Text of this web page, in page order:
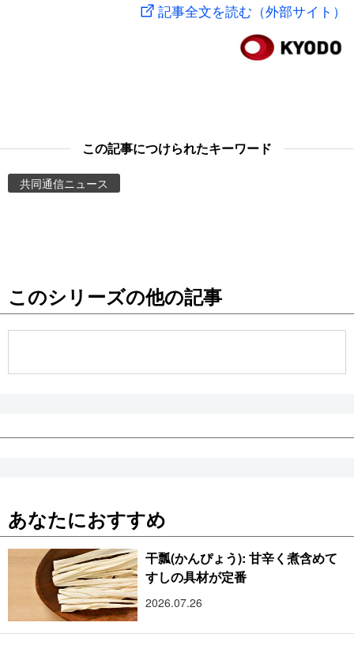
東京
記事全文を読む（外部サイト）
この記事につけられたキーワード
共同通信ニュース
このシリーズの他の記事
あなたにおすすめ
干瓢(かんぴょう): 甘辛く煮含めて
すしの具材が定番
2026.07.26